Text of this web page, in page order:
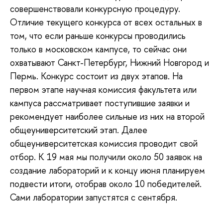
совершенствовали конкурсную процедуру.
Отличие текущего конкурса от всех остальных в
том, что если раньше конкурсы проводились
только в московском кампусе, то сейчас они
охватывают Санкт-Петербург, Нижний Новгород и
Пермь. Конкурс состоит из двух этапов. На
первом этапе научная комиссия факультета или
кампуса рассматривает поступившие заявки и
рекомендует наиболее сильные из них на второй
общеуниверситетский этап. Далее
общеуниверситетская комиссия проводит свой
отбор. К 19 мая мы получили около 50 заявок на
создание лабораторий и к концу июня планируем
подвести итоги, отобрав около 10 победителей.
Сами лаборатории запустятся с сентября.